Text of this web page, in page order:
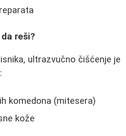
reši?
ultrazvučno čišćenje je
komedona (mitesera)
kože